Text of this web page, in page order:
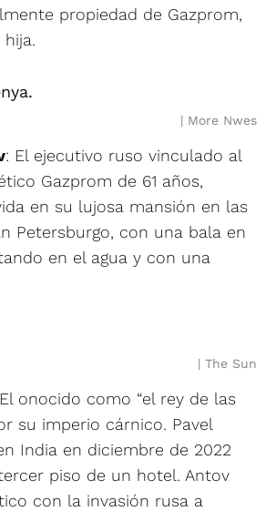
propiedad de Gazprom,
More Nwes
: El ejecutivo ruso vinculado al
Gazprom de 61 años,
en su lujosa mansión en las
Petersburgo, con una bala en
en el agua y con una
The Sun
onocido como “el rey de las
su imperio cárnico. Pavel
India en diciembre de 2022
piso de un hotel. Antov
con la invasión rusa a